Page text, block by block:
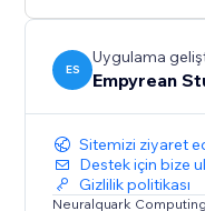
ES
Uygulama
Empyrean
Sitemizi ziyaret
Destek için bize
Gizlilik politikası
Neuralquark